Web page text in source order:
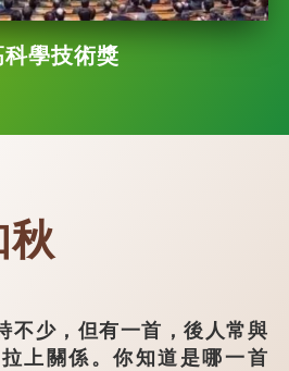
學技術獎
秋
少，但有一首，後人常與
上關係。你知道是哪一首